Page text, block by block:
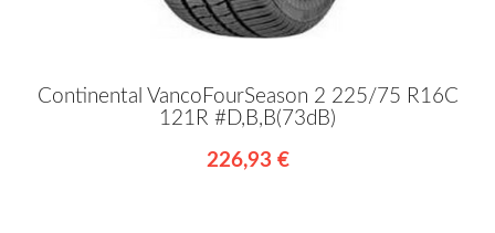
Continental VancoFourSeason 2 225/75 R16C
121R #D,B,B(73dB)
226,93 €